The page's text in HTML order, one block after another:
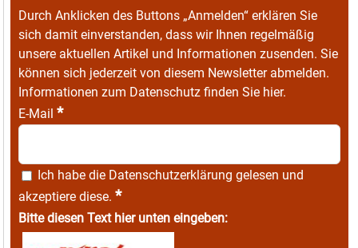
Durch Anklicken des Buttons „Anmelden“ erklären Sie
sich damit einverstanden, dass wir Ihnen regelmäßig
unsere aktuellen Artikel und Informationen zusenden. Sie
können sich jederzeit von diesem Newsletter abmelden.
Informationen zum Datenschutz finden Sie hier.
E-Mail *
Ich habe die Datenschutzerklärung gelesen und
akzeptiere diese. *
Bitte diesen Text hier unten eingeben: